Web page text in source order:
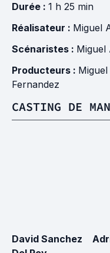
Durée : 1 h 25 min
Réalisateur : Miguel
Scénaristes : Miguel
Producteurs :
Fernandez
CASTING DE
David Sanchez